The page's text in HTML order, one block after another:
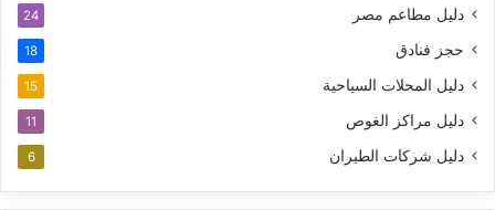
دليل مطاعم مصر 24
حجز فنادق 18
دليل المحلات السياحية 15
دليل مراكز الغوص 11
دليل شركات الطيران 6